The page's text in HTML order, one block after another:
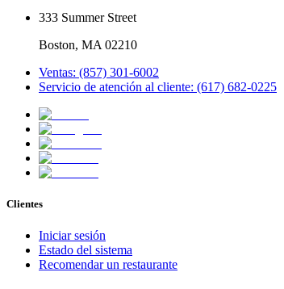
333 Summer Street
Boston, MA 02210
Ventas: (857) 301-6002
Servicio de atención al cliente: (617) 682-0225
Clientes
Iniciar sesión
Estado del sistema
Recomendar un restaurante